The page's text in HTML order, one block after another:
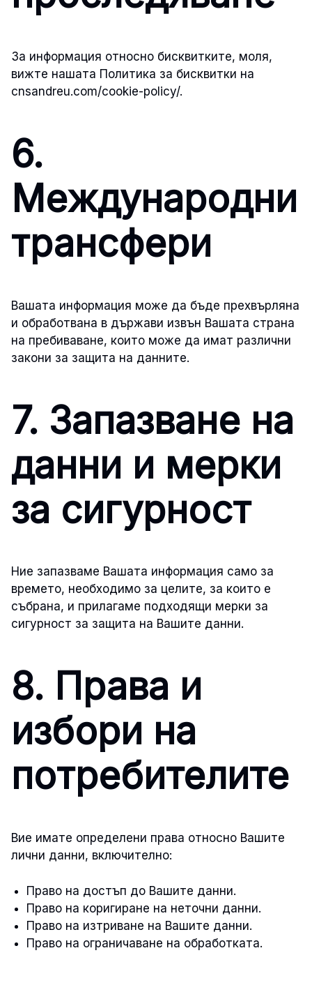
За информация относно бисквитките, моля,
вижте нашата Политика за бисквитки на
cnsandreu.com/cookie-policy/.
6.
Международни
трансфери
Вашата информация може да бъде прехвърляна
и обработвана в държави извън Вашата страна
на пребиваване, които може да имат различни
закони за защита на данните.
7. Запазване на
данни и мерки
за сигурност
Ние запазваме Вашата информация само за
времето, необходимо за целите, за които е
събрана, и прилагаме подходящи мерки за
сигурност за защита на Вашите данни.
8. Права и
избори на
потребителите
Вие имате определени права относно Вашите
лични данни, включително:
Право на достъп до Вашите данни.
Право на коригиране на неточни данни.
Право на изтриване на Вашите данни.
Право на ограничаване на обработката.